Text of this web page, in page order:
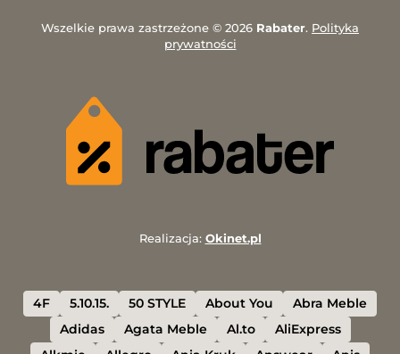
Wszelkie prawa zastrzeżone © 2026 Rabater. Polityka
prywatności
Realizacja: Okinet.pl
4F 5.10.15. 50 STYLE About You
Abra Meble
Adidas
Agata Meble Al.to
AliExpress